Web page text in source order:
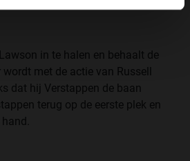
de snelste ronde.
in te halen en behaalt de
met de actie van Russell
dat hij Verstappen de baan
terug op de eerste plek en